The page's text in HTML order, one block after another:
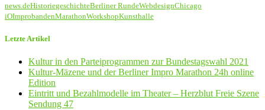
news.deHistoriegeschichteBerliner RundeWebdesignChicago
iOImprobandenMarathonWorkshopKunsthalle
Letzte Artikel
Kultur in den Parteiprogrammen zur Bundestagswahl 2021
Kultur-Mäzene und der Berliner Impro Marathon 24h online
Edition
Eintritt und Bezahlmodelle im Theater – Herzblut Freie Szene
Sendung 47